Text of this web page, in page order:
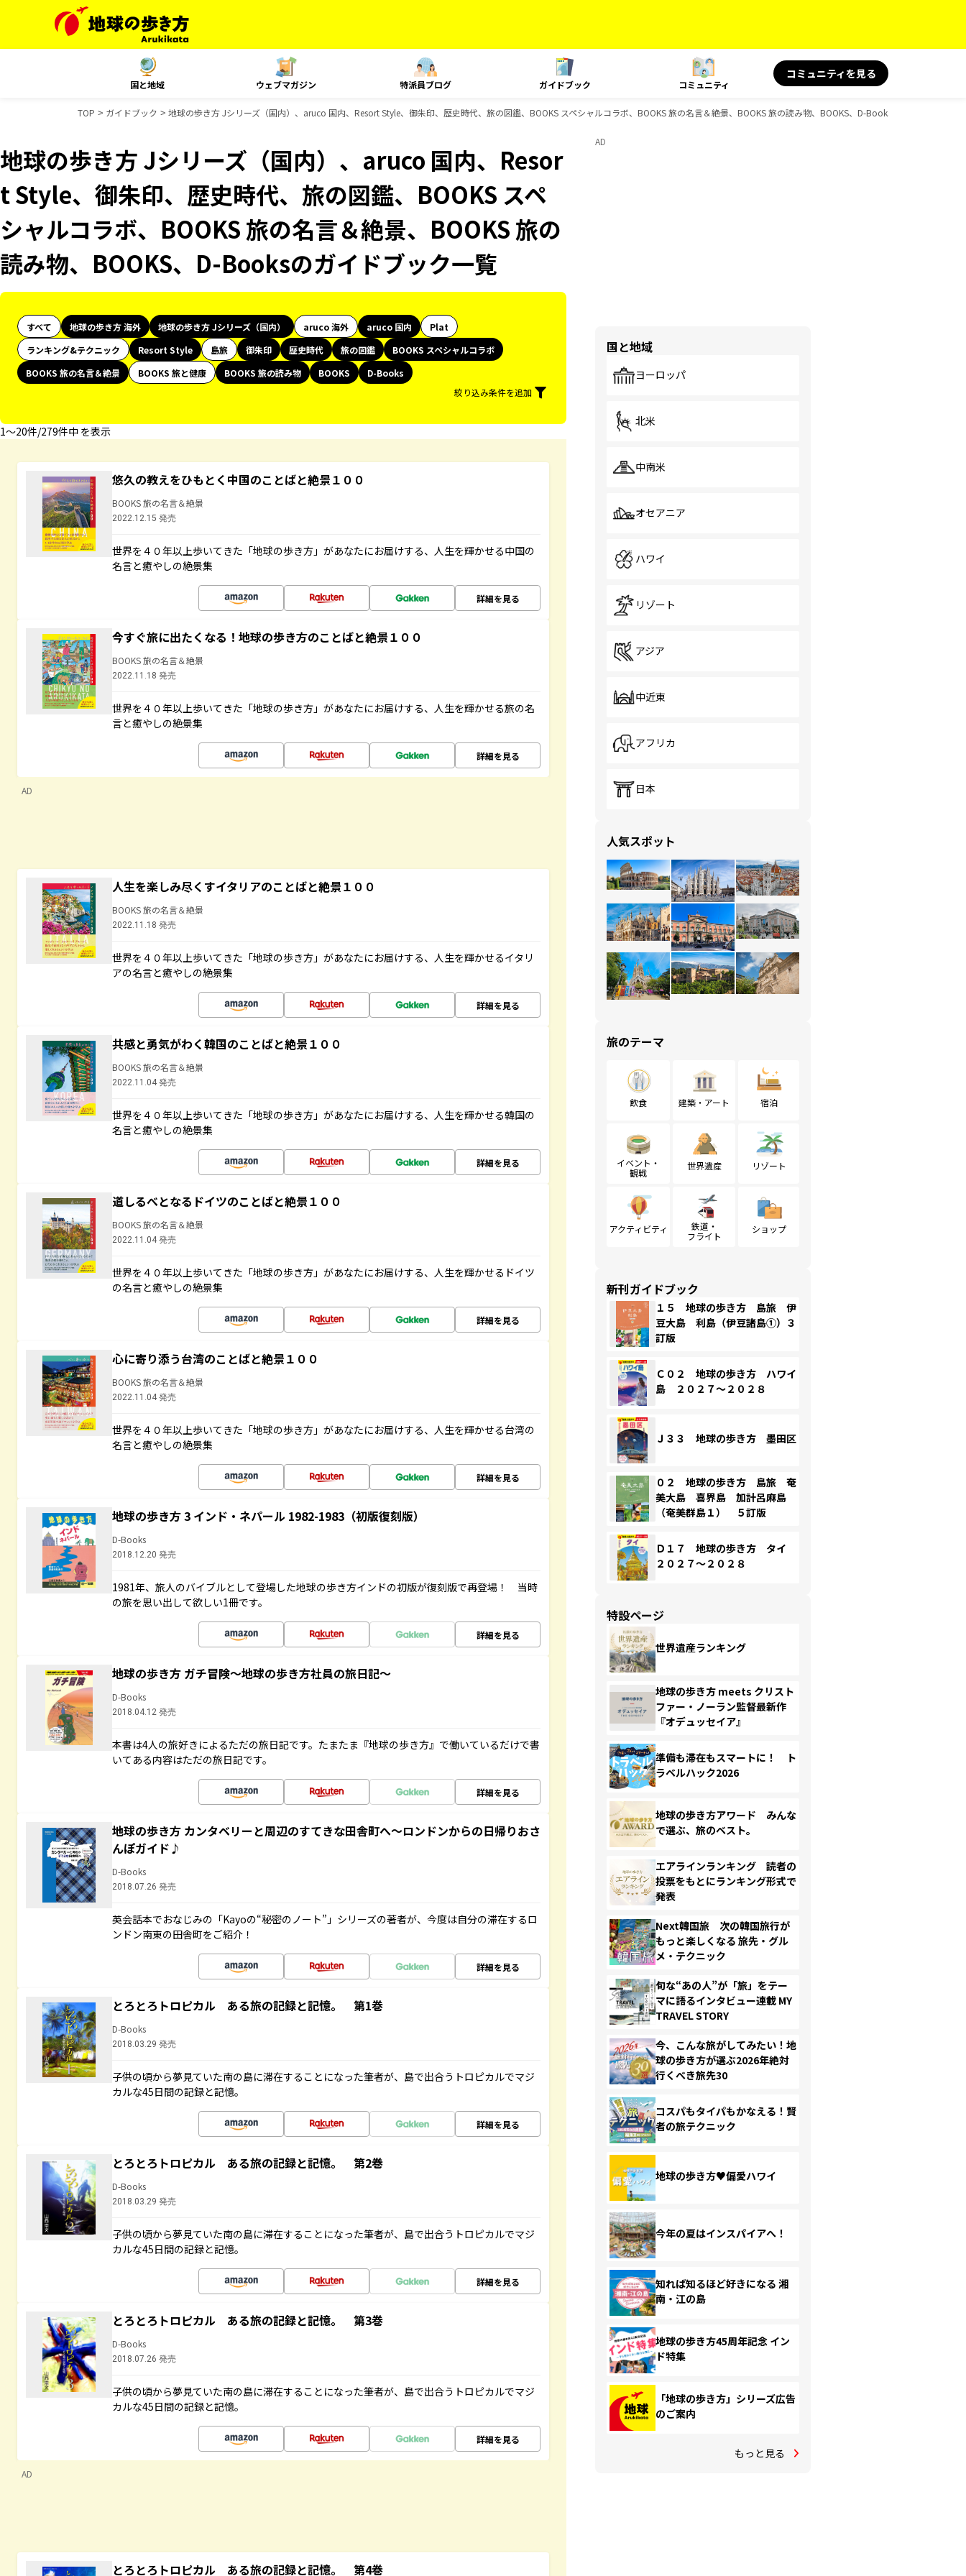
国と地域 ウェブマガジン 特派員ブログ ガイドブック コミュニティ
コミュニティを見る
TOP ガイドブック 地球の歩き方 Jシリーズ（国内）、aruco 国内、Resort Style、御朱印、歴史時代、旅の図鑑、BOOKS スペシャルコラボ、BOOKS 旅の名言＆絶景、BOOKS 旅の読み物、BOOKS、D-Booksのガイドブック一
地球の歩き方 Jシリーズ（国内）、aruco 国内、Resor
t Style、御朱印、歴史時代、旅の図鑑、BOOKS スペ
シャルコラボ、BOOKS 旅の名言＆絶景、BOOKS 旅の
読み物、BOOKS、D-Booksのガイドブック一覧
すべて 地球の歩き方 海外 地球の歩き方 Jシリーズ（国内） aruco 海外 aruco 国内
Plat
ランキング&テクニック
Resort Style 島旅 御朱印 歴史時代 旅の図鑑
BOOKS スペシャルコラボ
BOOKS 旅の名言＆絶景
BOOKS 旅と健康 BOOKS 旅の読み物 BOOKS
D-Books
絞り込み条件を追加
1〜20件/279件中 を表示
悠久の教えをひもとく中国のことばと絶景１００
BOOKS 旅の名言＆絶景
2022.12.15 発売
世界を４０年以上歩いてきた「地球の歩き方」があなたにお届けする、人生を輝かせる中国の
名言と癒やしの絶景集
詳細を見る
今すぐ旅に出たくなる！地球の歩き方のことばと絶景１００
BOOKS 旅の名言＆絶景
2022.11.18 発売
世界を４０年以上歩いてきた「地球の歩き方」があなたにお届けする、人生を輝かせる旅の名
言と癒やしの絶景集
詳細を見る
AD
人生を楽しみ尽くすイタリアのことばと絶景１００
BOOKS 旅の名言＆絶景
2022.11.18 発売
世界を４０年以上歩いてきた「地球の歩き方」があなたにお届けする、人生を輝かせるイタリ
アの名言と癒やしの絶景集
詳細を見る
共感と勇気がわく韓国のことばと絶景１００
BOOKS 旅の名言＆絶景
2022.11.04 発売
世界を４０年以上歩いてきた「地球の歩き方」があなたにお届けする、人生を輝かせる韓国の
名言と癒やしの絶景集
詳細を見る
道しるべとなるドイツのことばと絶景１００
BOOKS 旅の名言＆絶景
2022.11.04 発売
世界を４０年以上歩いてきた「地球の歩き方」があなたにお届けする、人生を輝かせるドイツ
の名言と癒やしの絶景集
詳細を見る
心に寄り添う台湾のことばと絶景１００
BOOKS 旅の名言＆絶景
2022.11.04 発売
世界を４０年以上歩いてきた「地球の歩き方」があなたにお届けする、人生を輝かせる台湾の
名言と癒やしの絶景集
詳細を見る
地球の歩き方 3 インド・ネパール 1982-1983（初版復刻版）
D-Books
2018.12.20 発売
1981年、旅人のバイブルとして登場した地球の歩き方インドの初版が復刻版で再登場！ 当時
の旅を思い出して欲しい1冊です。
詳細を見る
地球の歩き方 ガチ冒険～地球の歩き方社員の旅日記～
D-Books
2018.04.12 発売
本書は4人の旅好きによるただの旅日記です。たまたま『地球の歩き方』で働いているだけで書
いてある内容はただの旅日記です。
詳細を見る
地球の歩き方 カンタベリーと周辺のすてきな田舎町へ～ロンドンからの日帰りおさ
んぽガイド♪
D-Books
2018.07.26 発売
英会話本でおなじみの「Kayoの“秘密のノート”」シリーズの著者が、今度は自分の滞在するロ
ンドン南東の田舎町をご紹介！
詳細を見る
とろとろトロピカル ある旅の記録と記憶。 第1巻
D-Books
2018.03.29 発売
子供の頃から夢見ていた南の島に滞在することになった筆者が、島で出合うトロピカルでマジ
カルな45日間の記録と記憶。
詳細を見る
とろとろトロピカル ある旅の記録と記憶。 第2巻
D-Books
2018.03.29 発売
子供の頃から夢見ていた南の島に滞在することになった筆者が、島で出合うトロピカルでマジ
カルな45日間の記録と記憶。
詳細を見る
とろとろトロピカル ある旅の記録と記憶。 第3巻
D-Books
2018.07.26 発売
子供の頃から夢見ていた南の島に滞在することになった筆者が、島で出合うトロピカルでマジ
カルな45日間の記録と記憶。
詳細を見る
AD
とろとろトロピカル ある旅の記録と記憶。 第4巻
AD
国と地域
ヨーロッパ
北米
中南米
オセアニア
ハワイ
リゾート
アジア
中近東
アフリカ
日本
人気スポット
旅のテーマ
飲食 建築・アート 宿泊
イベント・
観戦
世界遺産 リゾート
アクティビティ
鉄道・
フライト
ショップ
新刊ガイドブック
１５ 地球の歩き方 島旅 伊
豆大島 利島（伊豆諸島①）３
訂版
Ｃ０２ 地球の歩き方 ハワイ
島 ２０２７～２０２８
Ｊ３３ 地球の歩き方 墨田区
０２ 地球の歩き方 島旅 奄
美大島 喜界島 加計呂麻島
（奄美群島１） ５訂版
Ｄ１７ 地球の歩き方 タイ
２０２７～２０２８
特設ページ
世界遺産ランキング
地球の歩き方 meets クリスト
ファー・ノーラン監督最新作
『オデュッセイア』
準備も滞在もスマートに！ ト
ラベルハック2026
地球の歩き方アワード みんな
で選ぶ、旅のベスト。
エアラインランキング 読者の
投票をもとにランキング形式で
発表
Next韓国旅 次の韓国旅行が
もっと楽しくなる 旅先・グル
メ・テクニック
旬な“あの人”が「旅」をテー
マに語るインタビュー連載 MY
TRAVEL STORY
今、こんな旅がしてみたい！地
球の歩き方が選ぶ2026年絶対
行くべき旅先30
コスパもタイパもかなえる！賢
者の旅テクニック
地球の歩き方♥偏愛ハワイ
今年の夏はインスパイアへ！
知れば知るほど好きになる 湘
南・江の島
地球の歩き方45周年記念 イン
ド特集
「地球の歩き方」シリーズ広告
のご案内
もっと見る